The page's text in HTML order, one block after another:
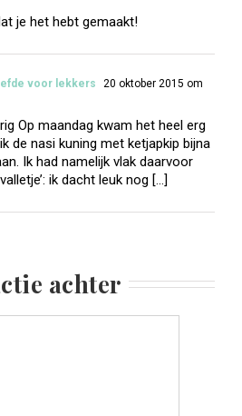
je het hebt gemaakt!
voor lekkers
20 oktober 2015 om
Op maandag kwam het heel erg
de nasi kuning met ketjapkip bijna
Ik had namelijk vlak daarvoor
ik dacht leuk nog […]
achter